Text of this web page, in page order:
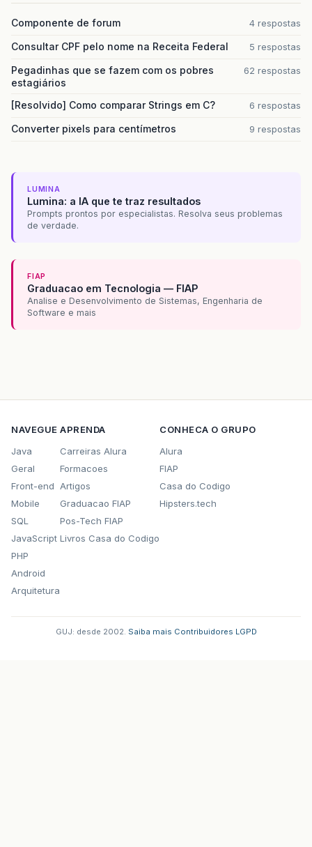
Componente de forum 4 respostas
Consultar CPF pelo nome na Receita Federal 5 respostas
Pegadinhas que se fazem com os pobres
estagiários
62 respostas
[Resolvido] Como comparar Strings em C? 6 respostas
Converter pixels para centímetros 9 respostas
LUMINA
Lumina: a IA que te traz resultados
Prompts prontos por especialistas. Resolva seus problemas
de verdade.
FIAP
Graduacao em Tecnologia — FIAP
Analise e Desenvolvimento de Sistemas, Engenharia de
Software e mais
NAVEGUE
Java
Geral
Front-end
Mobile
SQL
JavaScript
PHP
Android
Arquitetura
APRENDA
Carreiras Alura
Formacoes
Artigos
Graduacao FIAP
Pos-Tech FIAP
Livros Casa do Codigo
CONHECA O GRUPO
Alura
FIAP
Casa do Codigo
Hipsters.tech
GUJ: desde 2002. Saiba mais Contribuidores LGPD